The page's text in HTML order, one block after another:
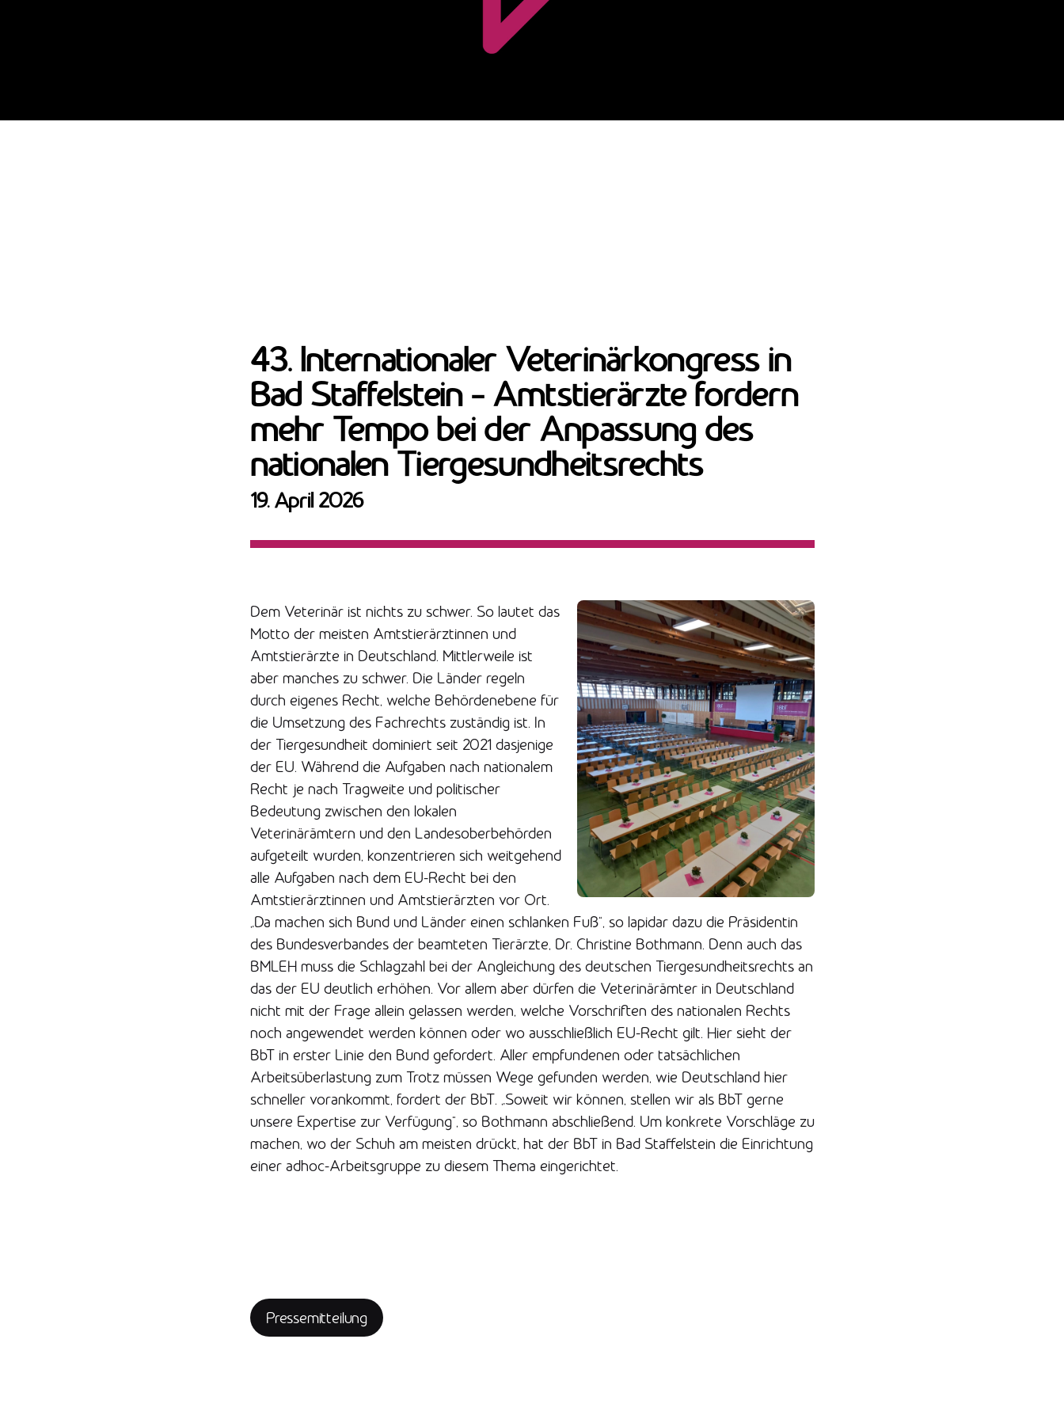
43. Internationaler Veterinärkongress in
Bad Staffelstein – Amtstierärzte fordern
mehr Tempo bei der Anpassung des
nationalen Tiergesundheitsrechts
19. April 2026
Dem Veterinär ist nichts zu schwer. So lautet das
Motto der meisten Amtstierärztinnen und
Amtstierärzte in Deutschland. Mittlerweile ist
aber manches zu schwer. Die Länder regeln
durch eigenes Recht, welche Behördenebene für
die Umsetzung des Fachrechts zuständig ist. In
der Tiergesundheit dominiert seit 2021 dasjenige
der EU. Während die Aufgaben nach nationalem
Recht je nach Tragweite und politischer
Bedeutung zwischen den lokalen
Veterinärämtern und den Landesoberbehörden
aufgeteilt wurden, konzentrieren sich weitgehend
alle Aufgaben nach dem EU-Recht bei den
Amtstierärztinnen und Amtstierärzten vor Ort.
„Da machen sich Bund und Länder einen schlanken Fuß“, so lapidar dazu die Präsidentin
des Bundesverbandes der beamteten Tierärzte, Dr. Christine Bothmann. Denn auch das
BMLEH muss die Schlagzahl bei der Angleichung des deutschen Tiergesundheitsrechts an
das der EU deutlich erhöhen. Vor allem aber dürfen die Veterinärämter in Deutschland
nicht mit der Frage allein gelassen werden, welche Vorschriften des nationalen Rechts
noch angewendet werden können oder wo ausschließlich EU-Recht gilt. Hier sieht der
BbT in erster Linie den Bund gefordert. Aller empfundenen oder tatsächlichen
Arbeitsüberlastung zum Trotz müssen Wege gefunden werden, wie Deutschland hier
schneller vorankommt, fordert der BbT. „Soweit wir können, stellen wir als BbT gerne
unsere Expertise zur Verfügung“, so Bothmann abschließend. Um konkrete Vorschläge zu
machen, wo der Schuh am meisten drückt, hat der BbT in Bad Staffelstein die Einrichtung
einer adhoc-Arbeitsgruppe zu diesem Thema eingerichtet.
Pressemitteilung